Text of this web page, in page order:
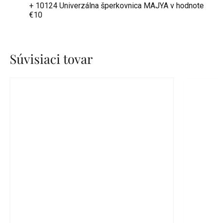
+ 10124 Univerzálna šperkovnica MAJYA v hodnote
€10
Súvisiaci tovar